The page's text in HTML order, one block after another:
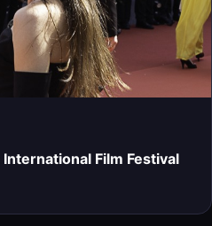
Film Festival